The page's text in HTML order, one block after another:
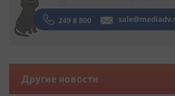
Другие новости